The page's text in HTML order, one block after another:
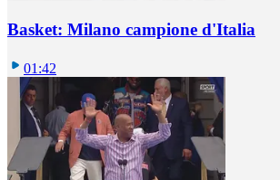
Basket: Milano campione d'Italia
01:42